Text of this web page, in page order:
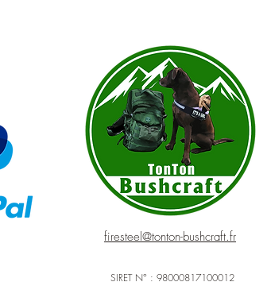
firesteel@tonton-bushcraft.fr
SIRET N° : 98000817100012